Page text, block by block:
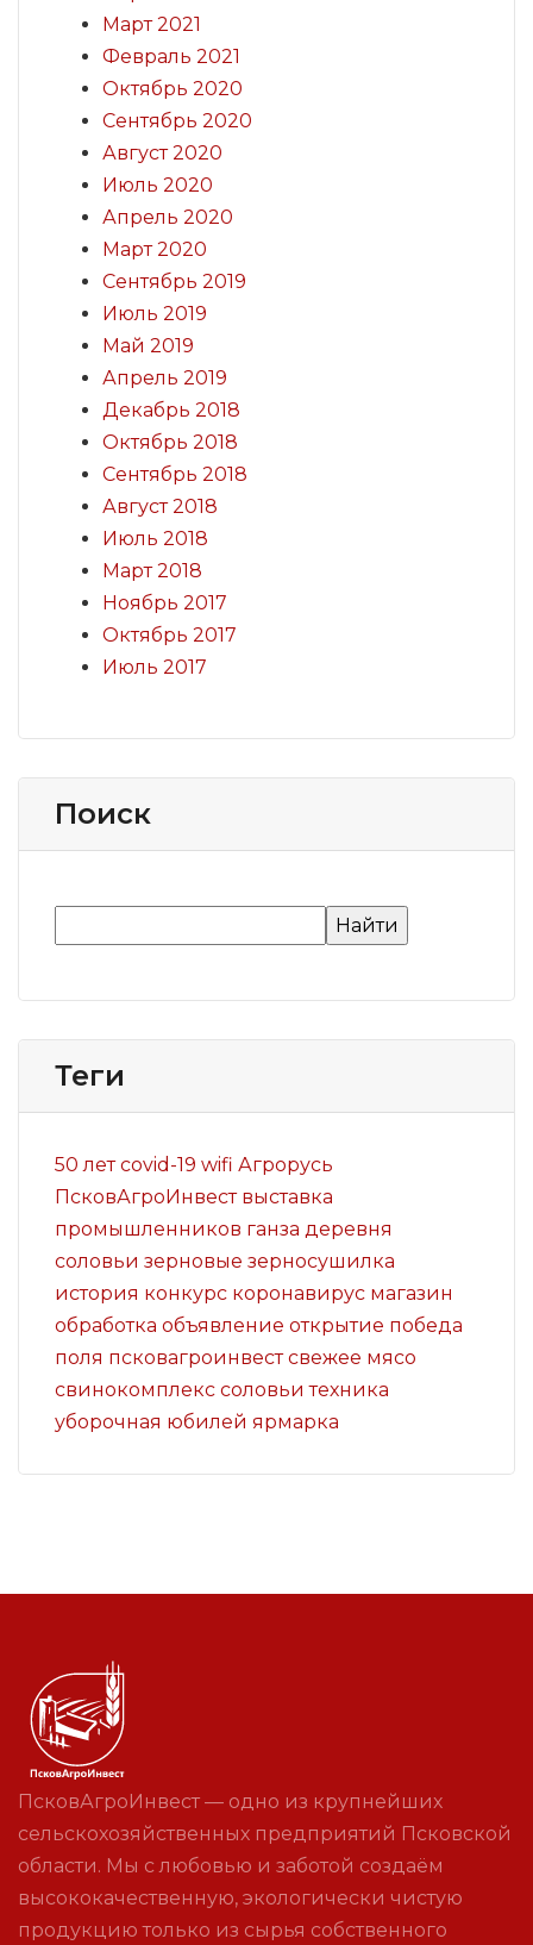
Март 2021
Февраль 2021
Октябрь 2020
Сентябрь 2020
Август 2020
Июль 2020
Апрель 2020
Март 2020
Сентябрь 2019
Июль 2019
Май 2019
Апрель 2019
Декабрь 2018
Октябрь 2018
Сентябрь 2018
Август 2018
Июль 2018
Март 2018
Ноябрь 2017
Октябрь 2017
Июль 2017
Поиск
Теги
50 лет covid-19 wifi Агрорусь
ПсковАгроИнвест выставка
промышленников ганза деревня
соловьи зерновые зерносушилка
история конкурс коронавирус магазин
обработка объявление открытие победа
поля псковагроинвест свежее мясо
свинокомплекс соловьи техника
уборочная юбилей ярмарка
ПсковАгроИнвест — одно из крупнейших
сельскохозяйственных предприятий Псковской
области. Мы с любовью и заботой создаём
высококачественную, экологически чистую
продукцию только из сырья собственного